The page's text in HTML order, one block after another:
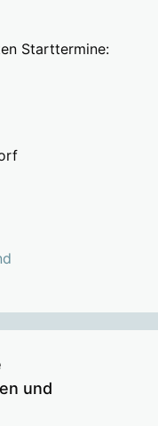
Starttermine:
und